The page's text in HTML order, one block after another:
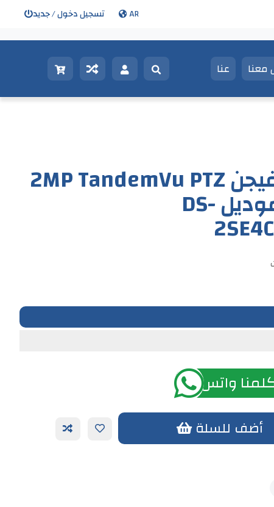
AR تسجيل دخول / جديد
معنا عنا
كاميرا هيكفيجن 2MP TandemVu PTZ
بتكبير 25x موديل DS-
واتس اب
أضف للسلة